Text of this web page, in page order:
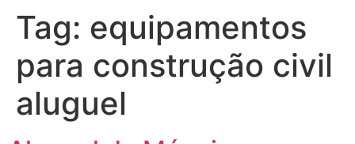
Tag: equipamentos
para construção civil
aluguel